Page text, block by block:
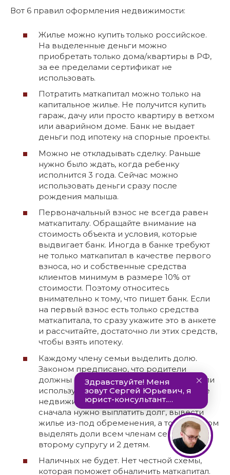
Вот 6 правил оформления недвижимости:
Жилье можно купить только российское.
На выделенные деньги можно
приобретать только дома/квартиры в РФ,
за ее пределами сертификат не
использовать.
Потратить маткапитал можно только на
капитальное жилье. Не получится купить
гараж, дачу или просто квартиру в ветхом
или аварийном доме. Банк не выдает
деньги под ипотеку на спорные проекты.
Можно не откладывать сделку. Раньше
нужно было ждать, когда ребенку
исполнится 3 года. Сейчас можно
использовать деньги сразу после
рождения малыша.
Первоначальный взнос не всегда равен
маткапиталу. Обращайте внимание на
стоимость объекта и условия, которые
выдвигает банк. Иногда в банке требуют
не только маткапитал в качестве первого
взноса, но и собственные средства
клиентов минимум в размере 10% от
стоимости. Поэтому относитесь
внимательно к тому, что пишет банк. Если
на первый взнос есть только средства
маткапитала, то сразу укажите это в анкете
и рассчитайте, достаточно ли этих средств,
чтобы взять ипотеку.
Каждому члену семьи выделить долю.
Законом предписано, что родители
должны выделить своим детям доли, если
используют маткапитал на приобретение
недвижимости. Но в случае с ипотекой
сначала нужно выплатить долг, вывести
жилье из-под обременения, а только потом
выделять доли всем членам семьи –
второму супругу и 2 детям.
Наличных не будет. Нет честной схемы,
которая поможет обналичить маткапитал.